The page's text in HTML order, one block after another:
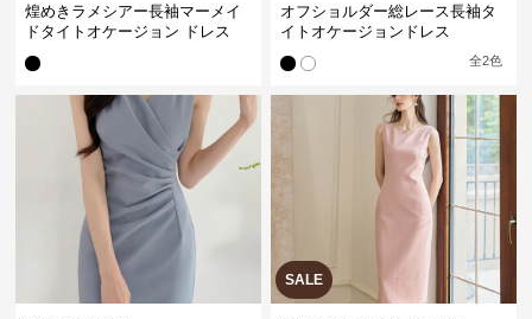
煌めきラメシアー長袖マーメイ
ドタイトオケージョン ドレス
オフショルダー総レース長袖タ
イトオケージョンドレス
全2色
SALE